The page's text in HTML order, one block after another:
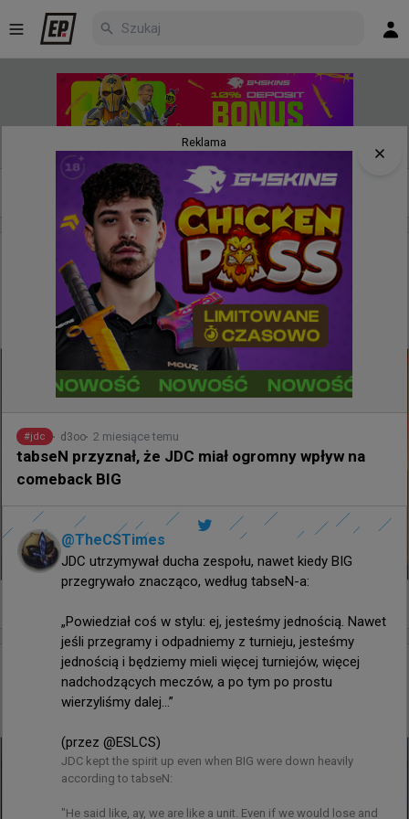
Nowe Najpopularniejsze
d3oo 40 minut temu
Gracze Phantom nie sprawdzili pozycji, co
kosztowało ich ostatecznie mapę. 1:1 w starciu z
d3oo godzinę temu
Prestige 0:2 Betclic Apogee - Polacy zrobili kolejny
krok ku awansowi na Esports World Cup
Reklama
#jdc d3oo 2 miesiące temu
tabseN przyznał, że JDC miał ogromny wpływ na
comeback BIG
@TheCSTimes
JDC utrzymywał ducha zespołu, nawet kiedy BIG
przegrywało znacząco, według tabseN-a:
„Powiedział coś w stylu: ej, jesteśmy jednością. Nawet
jeśli przegramy i odpadniemy z turnieju, jesteśmy
jednością i będziemy mieli więcej turniejów, więcej
nadchodzących meczów, a po tym po prostu
wierzyliśmy dalej...”
(przez @ESLCS)
JDC kept the spirit up even when BIG were down heavily
according to tabseN:
"He said like, ay, we are like a unit. Even if we would lose and